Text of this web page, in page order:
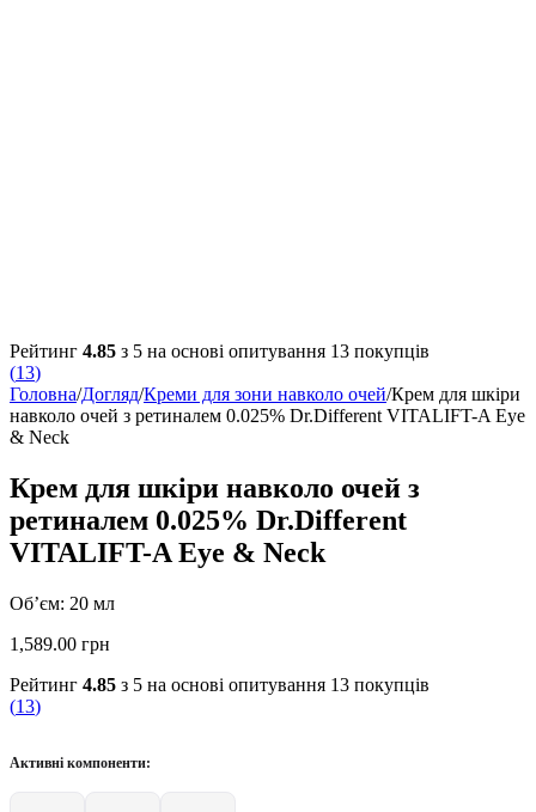
Рейтинг 4.85 з 5 на основі опитування 13 покупців
(13)
Головна/Догляд/Креми для зони навколо очей/Крем для шкіри
навколо очей з ретиналем 0.025% Dr.Different VITALIFT-A Eye
& Neck
Крем для шкіри навколо очей з
ретиналем 0.025% Dr.Different
VITALIFT-A Eye & Neck
Об’єм: 20 мл
1,589.00 грн
Рейтинг 4.85 з 5 на основі опитування 13 покупців
(13)
Активні компоненти: